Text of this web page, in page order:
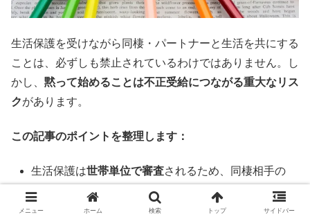
生活保護を受けながら同棲・パートナーと生活を共にする
ことは、必ずしも禁止されているわけではありません。し
かし、 黙って始めることは不正受給につながる重大なリス
クがあります。
この記事のポイントを整理します：
生活保護は世帯単位で審査されるため、同棲相手の
収入・資産が影響する
世帯収入が最低生活費を超えると
保護費の減額・廃
メニュー ホーム 検索 トップ サイドバー